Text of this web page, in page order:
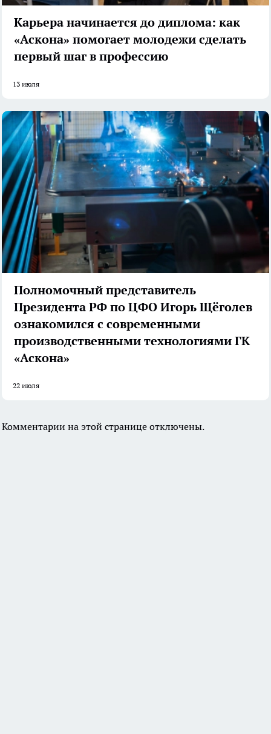
Карьера начинается до диплома: как
«Аскона» помогает молодежи сделать
первый шаг в профессию
13 июля
Полномочный представитель
Президента РФ по ЦФО Игорь Щёголев
ознакомился с современными
производственными технологиями ГК
«Аскона»
22 июля
Комментарии на этой странице отключены.